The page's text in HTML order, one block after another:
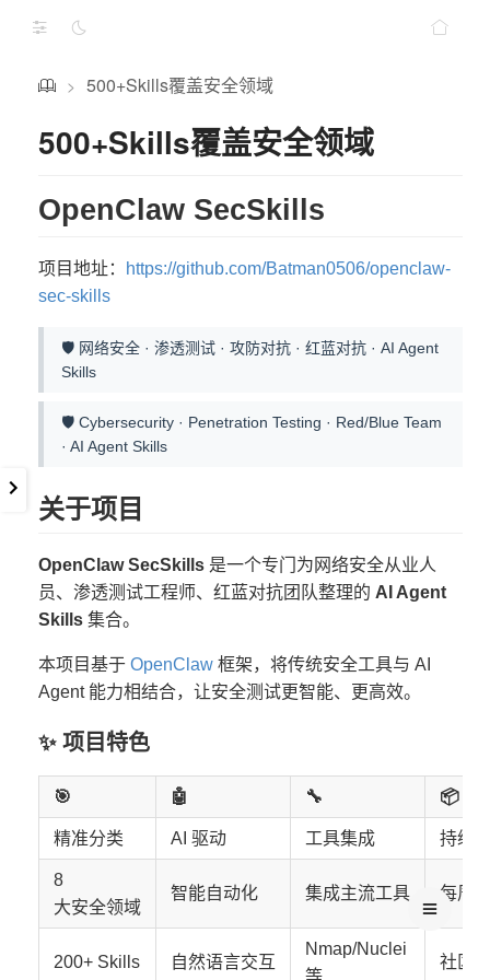
> 500+Skills覆盖安全领域
500+Skills覆盖安全领域
OpenClaw SecSkills
项目地址：
https://github.com/Batman0506/openclaw-
sec-skills
🛡️ 网络安全 · 渗透测试 · 攻防对抗 · 红蓝对抗 · AI Agent
Skills
🛡️ Cybersecurity · Penetration Testing · Red/Blue Team
· AI Agent Skills
关于项目
OpenClaw SecSkills 是一个专门为网络安全从业人
员、渗透测试工程师、红蓝对抗团队整理的 AI Agent
Skills 集合。
本项目基于 OpenClaw 框架，将传统安全工具与 AI
Agent 能力相结合，让安全测试更智能、更高效。
✨ 项目特色
🎯 🤖 🔧 📦
精准分类 AI 驱动 工具集成 持续
8
大安全领域
智能自动化 集成主流工具 每周
200+ Skills 自然语言交互
Nmap/Nuclei
社区